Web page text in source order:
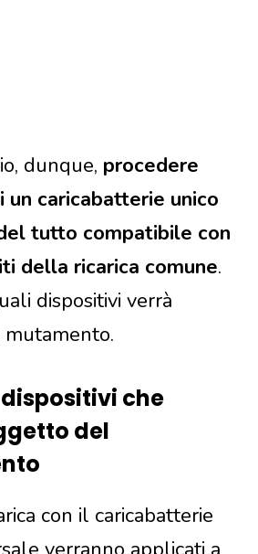
dunque, procedere
un caricabatterie unico
tutto compatibile con
della ricarica comune.
dispositivi verrà
che
del
con il caricabatterie